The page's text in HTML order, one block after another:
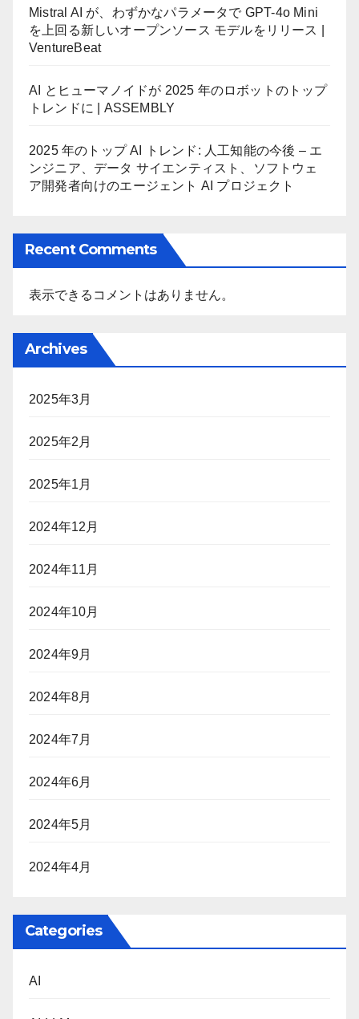
Mistral AI が、わずかなパラメータで GPT-4o Mini
を上回る新しいオープンソース モデルをリリース |
VentureBeat
AI とヒューマノイドが 2025 年のロボットのトップ
トレンドに | ASSEMBLY
2025 年のトップ AI トレンド: 人工知能の今後 – エ
ンジニア、データ サイエンティスト、ソフトウェ
ア開発者向けのエージェント AI プロジェクト
Recent Comments
表示できるコメントはありません。
Archives
2025年3月
2025年2月
2025年1月
2024年12月
2024年11月
2024年10月
2024年9月
2024年8月
2024年7月
2024年6月
2024年5月
2024年4月
Categories
AI